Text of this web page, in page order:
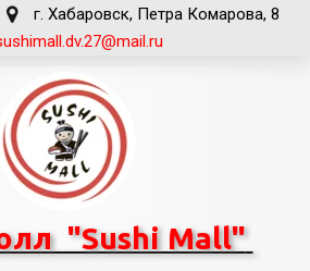
г. Хабаровск, Петра Комарова, 8
"Sushi Mall"